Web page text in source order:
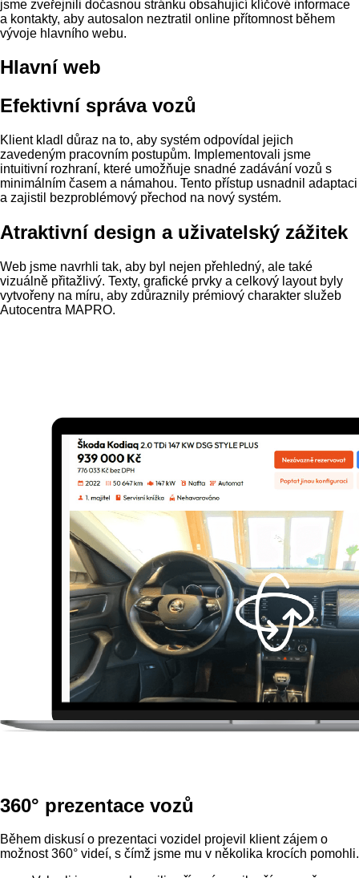
jsme zveřejnili dočasnou stránku obsahující klíčové informace
a kontakty, aby autosalon neztratil online přítomnost během
vývoje hlavního webu.
Hlavní web
Efektivní správa vozů
Klient kladl důraz na to, aby systém odpovídal jejich
zavedeným pracovním postupům. Implementovali jsme
intuitivní rozhraní, které umožňuje snadné zadávání vozů s
minimálním časem a námahou. Tento přístup usnadnil adaptaci
a zajistil bezproblémový přechod na nový systém.
Atraktivní design a uživatelský zážitek
Web jsme navrhli tak, aby byl nejen přehledný, ale také
vizuálně přitažlivý. Texty, grafické prvky a celkový layout byly
vytvořeny na míru, aby zdůraznily prémiový charakter služeb
Autocentra MAPRO.
360° prezentace vozů
Během diskusí o prezentaci vozidel projevil klient zájem o
možnost 360° videí, s čímž jsme mu v několika krocích pomohli.